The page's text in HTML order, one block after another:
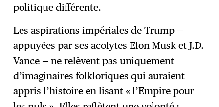
politique différente.
Les aspirations impériales de Trump —
appuyées par ses acolytes Elon Musk et J.D.
Vance — ne relèvent pas uniquement
d’imaginaires folkloriques qui auraient
appris l’histoire en lisant « l’Empire pour